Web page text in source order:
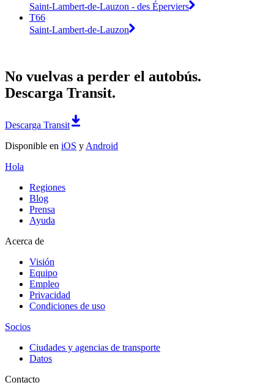
Saint-Lambert-de-Lauzon - des Éperviers
T66
Saint-Lambert-de-Lauzon
No vuelvas a perder el autobús.
Descarga Transit.
Descarga Transit
Disponible en iOS y Android
Hola
Regiones
Blog
Prensa
Ayuda
Acerca de
Visión
Equipo
Empleo
Privacidad
Condiciones de uso
Socios
Ciudades y agencias de transporte
Datos
Contacto